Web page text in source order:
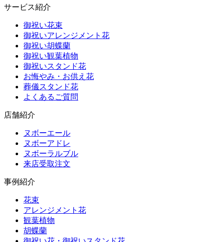
サービス紹介
御祝い花束
御祝いアレンジメント花
御祝い胡蝶蘭
御祝い観葉植物
御祝いスタンド花
お悔やみ・お供え花
葬儀スタンド花
よくあるご質問
店舗紹介
ヌボーエール
ヌボーアドレ
ヌボーラルブル
来店受取注文
事例紹介
花束
アレンジメント花
観葉植物
胡蝶蘭